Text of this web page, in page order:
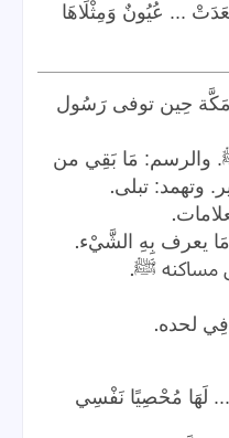
... عُيُونٌ وَمِثْلَاهَا
مَكَّة حِين توفى رَسُول
ﷺ. والرسم: مَا بَقِي من
وتهمد: تبلى.
.
.
.
.
لَهَا مُحْصِيًا نَفْسِي